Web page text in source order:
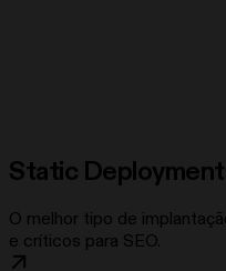
Static
O melhor tipo de
e críticos para SEO.